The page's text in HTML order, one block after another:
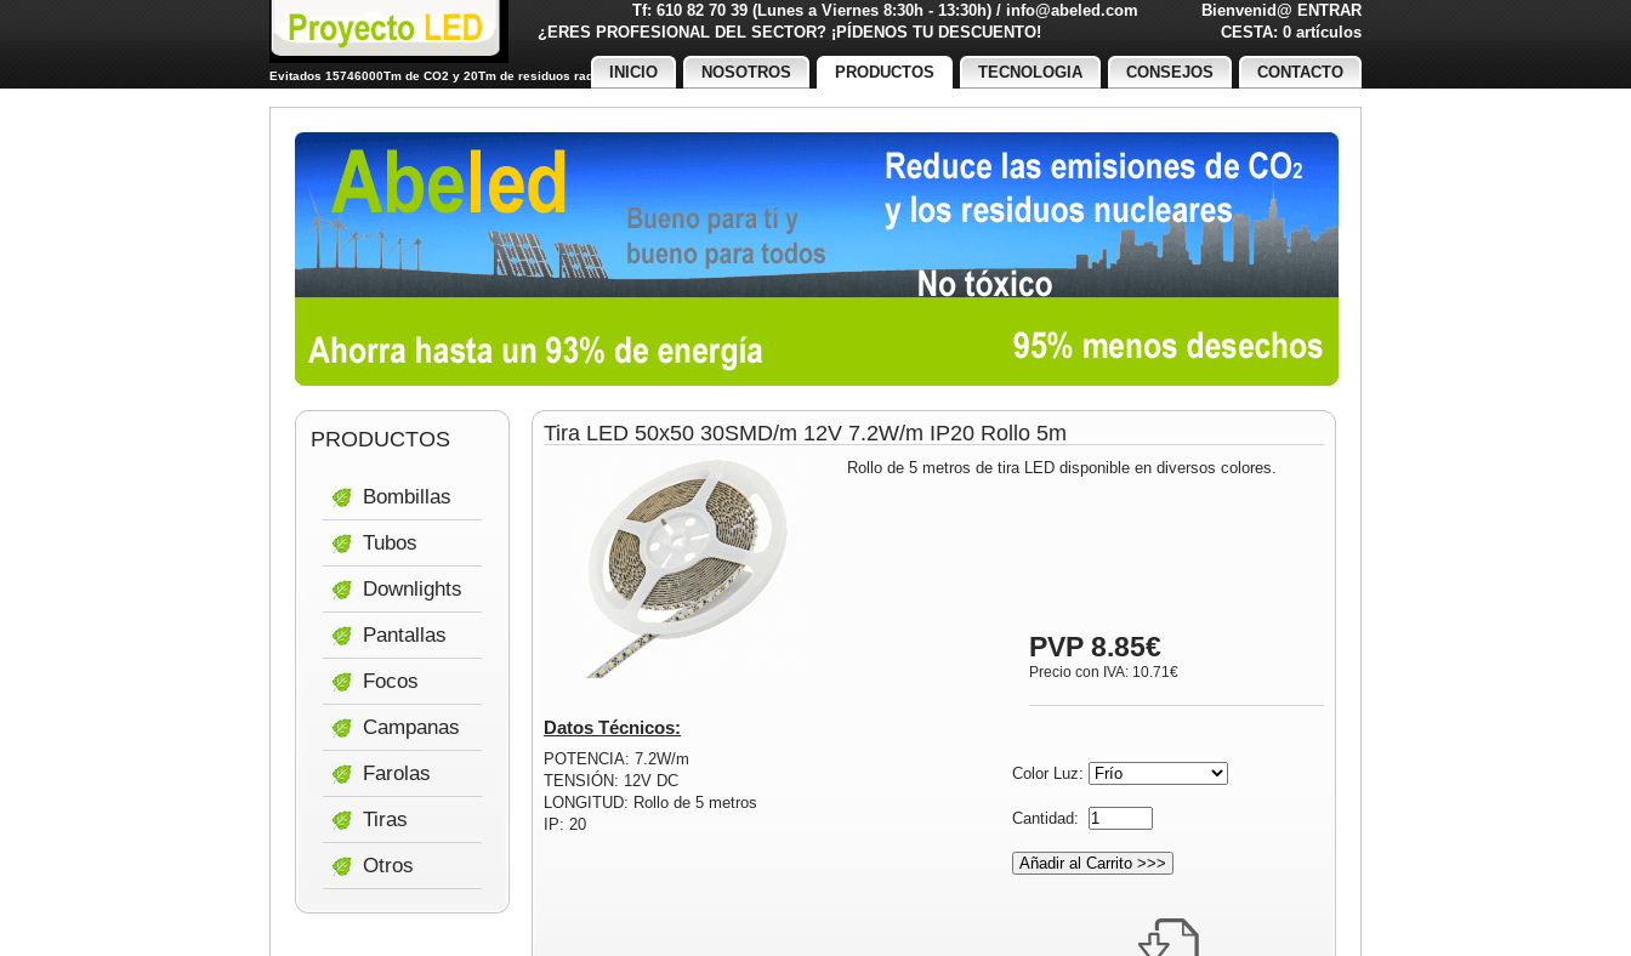
Tf: 610 82 70 39 (Lunes a Viernes 8:30h - 13:30h) / info@abeled.com Bienvenid@ ENTRAR
¿ERES PROFESIONAL DEL SECTOR? ¡PÍDENOS TU DESCUENTO!
CESTA: 0 artículos
Evitados 15746000Tm de CO2 y 20Tm de residuos radiactivos
INICIO NOSOTROS PRODUCTOS TECNOLOGIA CONSEJOS CONTACTO
Tira LED 50x50 30SMD/m 12V 7.2W/m IP20 Rollo 5m
Rollo de 5 metros de tira LED disponible en diversos colores.
PVP 8.85€
Precio con IVA: 10.71€
Datos Técnicos:
POTENCIA: 7.2W/m
TENSIÓN: 12V DC
LONGITUD: Rollo de 5 metros
IP: 20
Color Luz:
Cantidad:
PRODUCTOS
Bombillas
Tubos
Downlights
Pantallas
Focos
Campanas
Farolas
Tiras
Otros